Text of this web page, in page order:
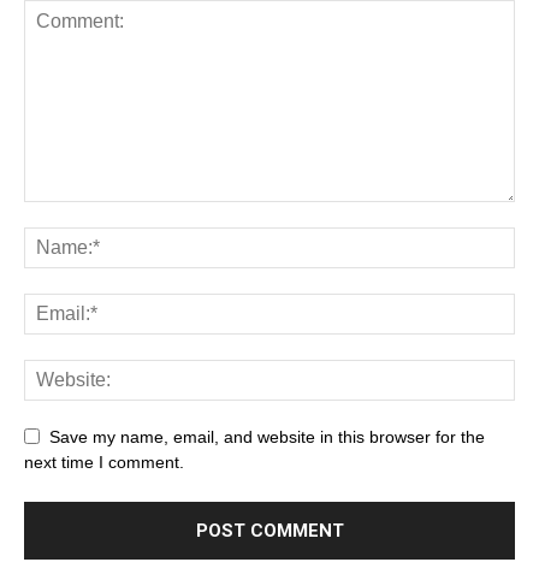
Save my name, email, and website in this browser for the
next time I comment.